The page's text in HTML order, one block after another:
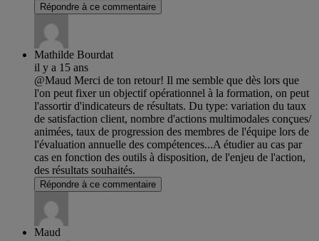
Répondre à ce commentaire
Mathilde Bourdat
il y a 15 ans
@Maud Merci de ton retour! Il me semble que dès lors que
l'on peut fixer un objectif opérationnel à la formation, on peut
l'assortir d'indicateurs de résultats. Du type: variation du taux
de satisfaction client, nombre d'actions multimodales conçues/
animées, taux de progression des membres de l'équipe lors de
l'évaluation annuelle des compétences...A étudier au cas par
cas en fonction des outils à disposition, de l'enjeu de l'action,
des résultats souhaités.
Répondre à ce commentaire
Maud